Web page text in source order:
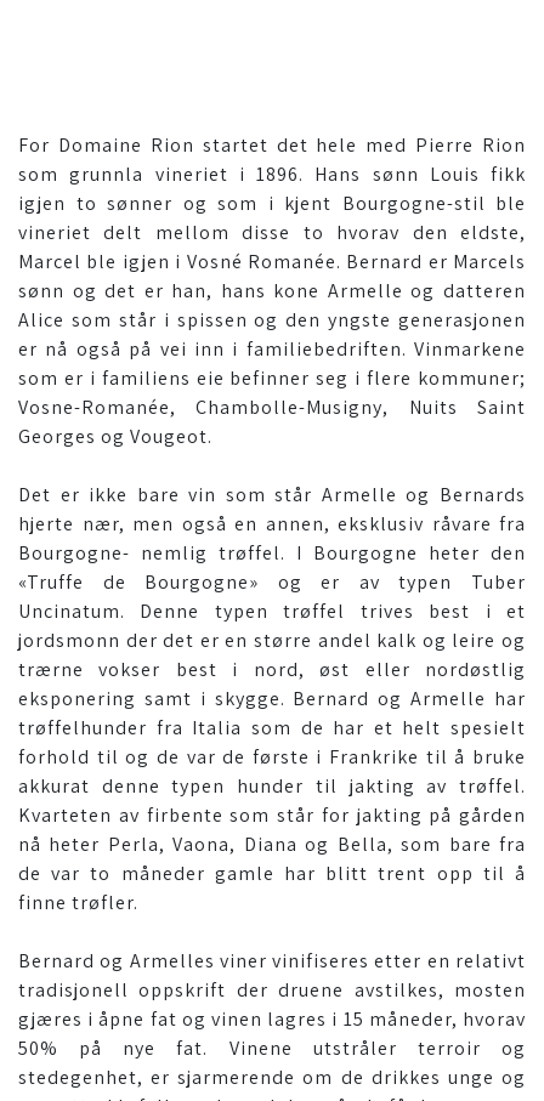
For Domaine Rion startet det hele med Pierre Rion
som grunnla vineriet i 1896. Hans sønn Louis fikk
igjen to sønner og som i kjent Bourgogne-stil ble
vineriet delt mellom disse to hvorav den eldste,
Marcel ble igjen i Vosné Romanée. Bernard er Marcels
sønn og det er han, hans kone Armelle og datteren
Alice som står i spissen og den yngste generasjonen
er nå også på vei inn i familiebedriften. Vinmarkene
som er i familiens eie befinner seg i flere kommuner;
Vosne-Romanée, Chambolle-Musigny, Nuits Saint
Georges og Vougeot.
Det er ikke bare vin som står Armelle og Bernards
hjerte nær, men også en annen, eksklusiv råvare fra
Bourgogne- nemlig trøffel. I Bourgogne heter den
«Truffe de Bourgogne» og er av typen Tuber
Uncinatum. Denne typen trøffel trives best i et
jordsmonn der det er en større andel kalk og leire og
trærne vokser best i nord, øst eller nordøstlig
eksponering samt i skygge. Bernard og Armelle har
trøffelhunder fra Italia som de har et helt spesielt
forhold til og de var de første i Frankrike til å bruke
akkurat denne typen hunder til jakting av trøffel.
Kvarteten av firbente som står for jakting på gården
nå heter Perla, Vaona, Diana og Bella, som bare fra
de var to måneder gamle har blitt trent opp til å
finne trøfler.
Bernard og Armelles viner vinifiseres etter en relativt
tradisjonell oppskrift der druene avstilkes, mosten
gjæres i åpne fat og vinen lagres i 15 måneder, hvorav
50% på nye fat. Vinene utstråler terroir og
stedegenhet, er sjarmerende om de drikkes unge og